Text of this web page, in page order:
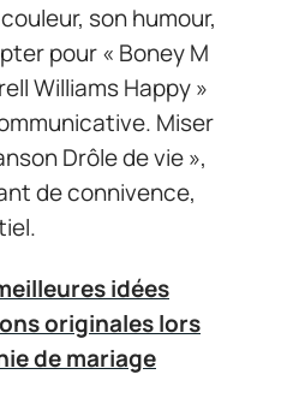
son humour,
pour « Boney M
Williams Happy »
Miser
Drôle de vie »,
de connivence,
idées
originales lors
de mariage